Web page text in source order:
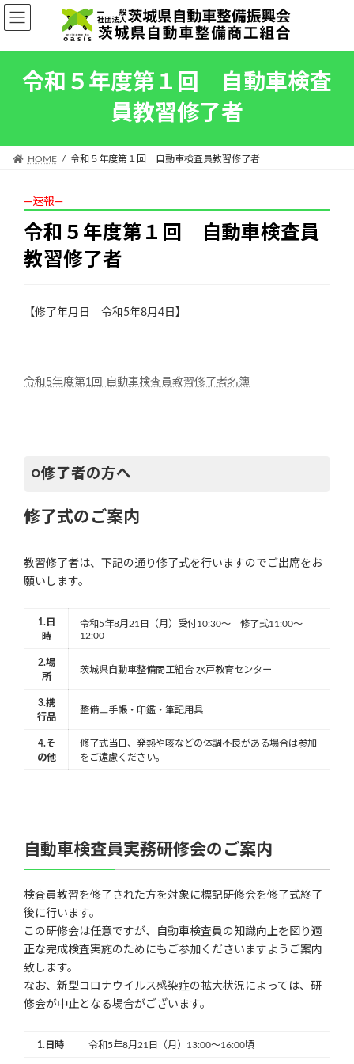
コ
ン
ナ
ビ
令和５年度第１回 自動車検査
員教習修了者
HOME 令和５年度第１回 自動車検査員教習修了者
―速報―
令和５年度第１回 自動車検査員
教習修了者
【修了年月日 令和5年8月4日】
令和5年度第1回 自動車検査員教習修了者名簿
○修了者の方へ
修了式のご案内
教習修了者は、下記の通り修了式を行いますのでご出席をお
願いします。
1.日
時
令和5年8月21日（月）受付10:30～ 修了式11:00～
12:00
2.場
所
茨城県自動車整備商工組合 水戸教育センター
3.携
行品
整備士手帳・印鑑・筆記用具
4.そ
の他
修了式当日、発熱や咳などの体調不良がある場合は参加
をご遠慮ください。
自動車検査員実務研修会のご案内
検査員教習を修了された方を対象に標記研修会を修了式終了
後に行います。
この研修会は任意ですが、自動車検査員の知識向上を図り適
正な完成検査実施のためにもご参加くださいますようご案内
致します。
なお、新型コロナウイルス感染症の拡大状況によっては、研
修会が中止となる場合がございます。
1.日時 令和5年8月21日（月）13:00～16:00頃